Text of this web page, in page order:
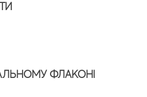
ФЛАКОНІ